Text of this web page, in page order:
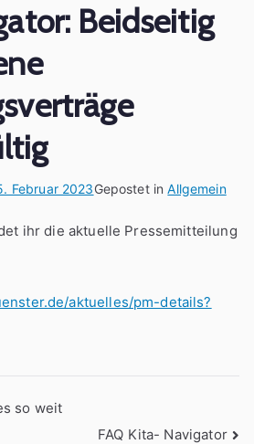
Beidseitig
Februar 2023Gepostet inAllgemein
ihr die aktuelle Pressemitteilung
aktuelles/pm-details?
so weit
FAQ Kita- Navigator